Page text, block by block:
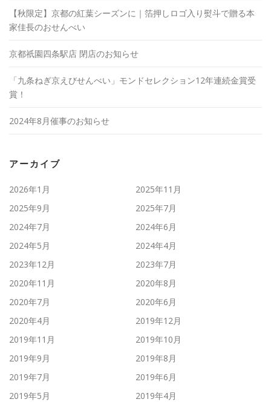
【秋限定】京都の紅葉シーズンに｜箔押しロゴ入り熨斗で贈る本
家佳長のおせんべい
京都祇園四条駅店 閉店のお知らせ
「九条ねぎ京えびせんべい」モンドセレクション12年連続金賞受
賞！
2024年8月催事のお知らせ
アーカイブ
2026年1月
2025年11月
2025年9月
2025年7月
2024年7月
2024年6月
2024年5月
2024年4月
2023年12月
2023年7月
2020年11月
2020年8月
2020年7月
2020年6月
2020年4月
2019年12月
2019年11月
2019年10月
2019年9月
2019年8月
2019年7月
2019年6月
2019年5月
2019年4月